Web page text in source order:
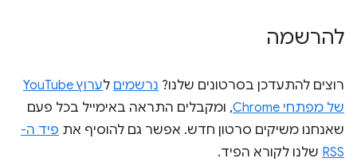
להרשמה
רוצים להתעדכן בסרטונים שלנו? נרשמים ל
ערוץ YouTube
של מפתחי Chrome
, ומקבלים התראה באימייל בכל פעם
שאנחנו משיקים סרטון חדש. אפשר גם להוסיף את פיד ה-
RSS שלנו לקורא הפיד.